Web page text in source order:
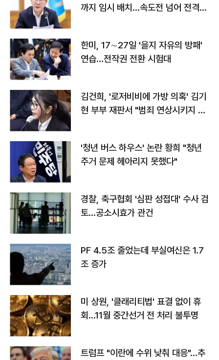
까지 임시 배치…속도전 넘어 전격
한미, 17∼27일 '을지 자유의 방패'
연습…전작권 전환 시험대
김건희, '로저비비에 가방 의혹' 김기
현 부부 재판서 "범죄 연상시키지 말
'청년 버스 하우스' 논란 황희 "청년
주거 문제 헤아리지 못했다"
경찰, 축구협회 '심판 성접대' 수사 검
토…공소시효가 관건
PF 4.5조 줄었는데 부실여신은 1.7
조 증가
미 상원, '클래리티법' 표결 없이 휴
회…11월 중간선거 전 처리 불투명
트럼프 "이란에 수위 낮춰 대응"…추